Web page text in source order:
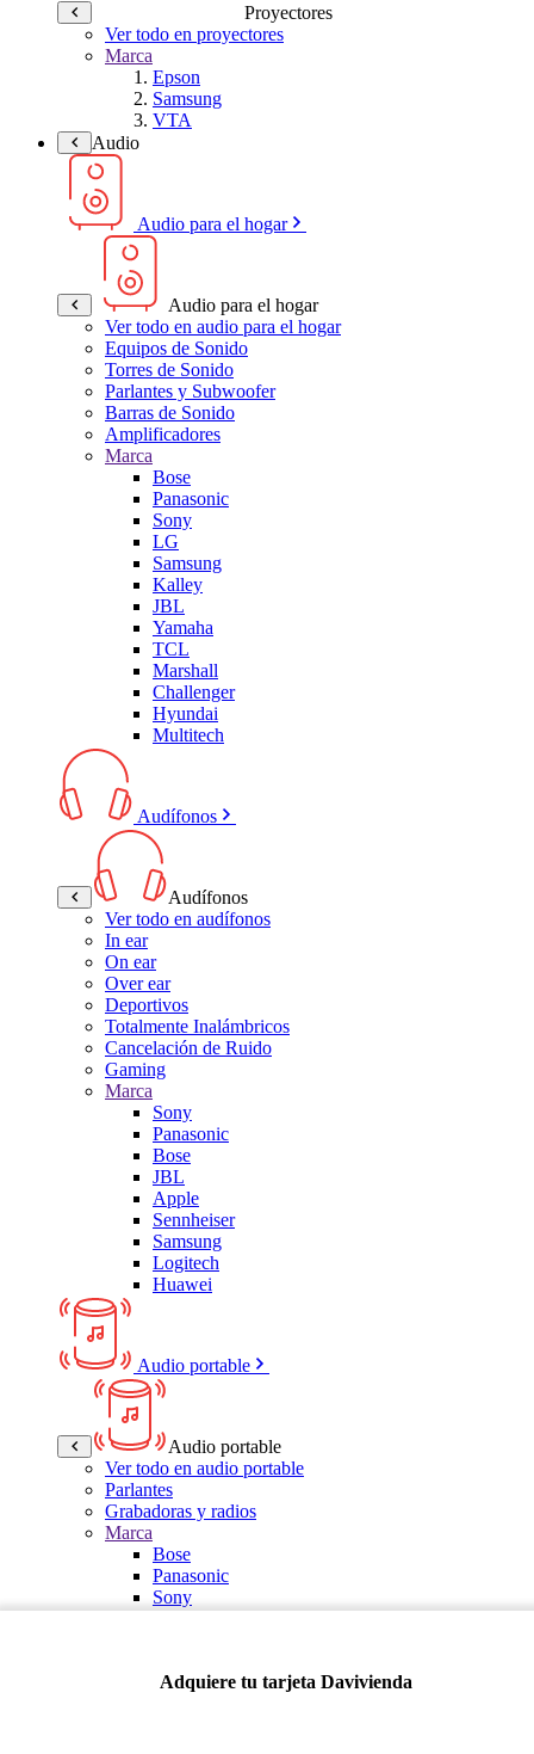
Proyectores
Ver todo en proyectores
Marca
Epson
Samsung
VTA
Audio
Audio para el hogar
Audio para el hogar
Ver todo en audio para el hogar
Equipos de Sonido
Torres de Sonido
Parlantes y Subwoofer
Barras de Sonido
Amplificadores
Marca
Bose
Panasonic
Sony
LG
Samsung
Kalley
JBL
Yamaha
TCL
Marshall
Challenger
Hyundai
Multitech
Audífonos
Audífonos
Ver todo en audífonos
In ear
On ear
Over ear
Deportivos
Totalmente Inalámbricos
Cancelación de Ruido
Gaming
Marca
Sony
Panasonic
Bose
JBL
Apple
Sennheiser
Samsung
Logitech
Huawei
Audio portable
Audio portable
Ver todo en audio portable
Parlantes
Grabadoras y radios
Marca
Bose
Panasonic
Sony
Multitech
Adquiere tu tarjeta Davivienda